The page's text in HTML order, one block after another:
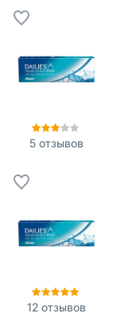
5 отзывов
12 отзывов